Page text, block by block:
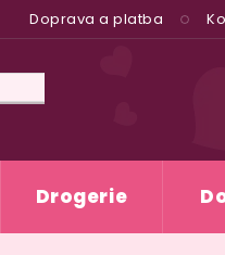
Doprava a platba
Drogerie